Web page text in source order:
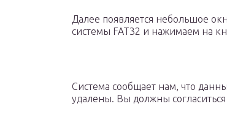
Далее появляется небольшое
системы FAT32 и нажимаем на
Система сообщает нам, что
удалены. Вы должны